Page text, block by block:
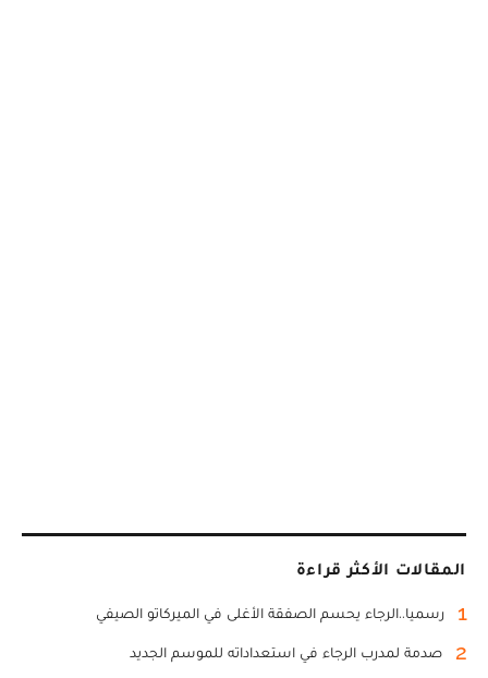
المقالات الأكثر قراءة
1 رسميا..الرجاء يحسم الصفقة الأغلى في الميركاتو الصيفي
2 صدمة لمدرب الرجاء في استعداداته للموسم الجديد